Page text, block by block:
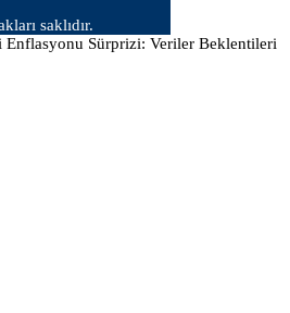
saklıdır.
Enflasyonu Sürprizi: Veriler Beklentileri